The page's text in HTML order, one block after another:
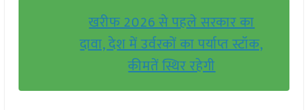
खरीफ 2026 से पहले सरकार का
दावा, देश में उर्वरकों का पर्याप्त स्टॉक,
कीमतें स्थिर रहेगी